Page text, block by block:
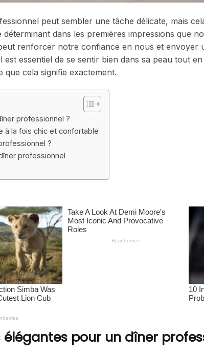
peut sembler une tâche délicate, mais
dans les premières impressions que
renforcer notre confiance en nous et envoyer
essentiel de se sentir bien dans sa peau tout
que cela signifie exactement.
professionnel ?
à la fois chic et confortable
?
professionnel
pour un dîner